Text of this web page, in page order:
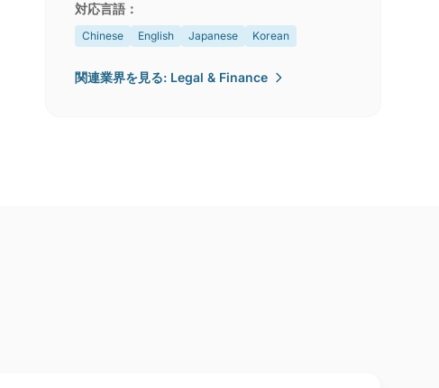
対応言語：
Chinese English Japanese Korean
関連業界を見る: Legal & Finance